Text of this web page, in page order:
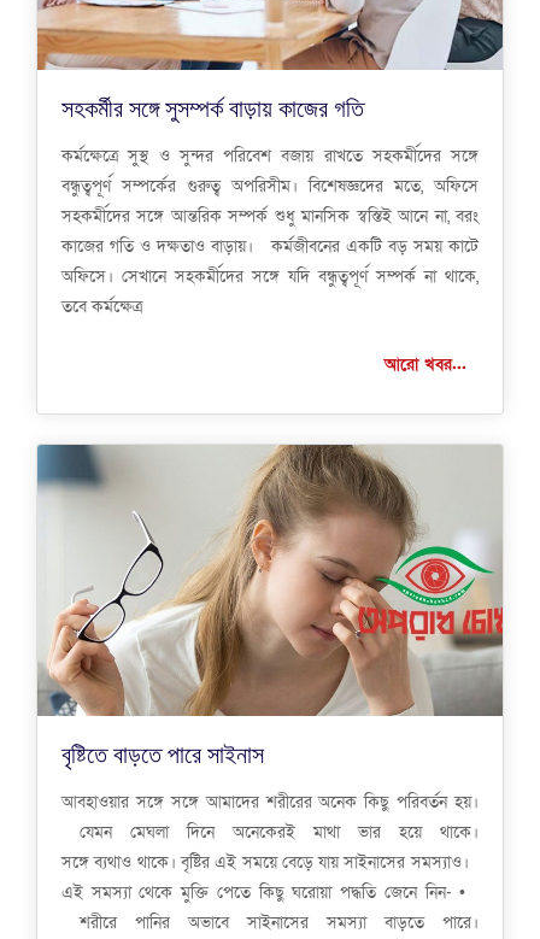
সহকর্মীর সঙ্গে সুসম্পর্ক বাড়ায় কাজের গতি
কর্মক্ষেত্রে সুস্থ ও সুন্দর পরিবেশ বজায় রাখতে সহকর্মীদের সঙ্গে
বন্ধুত্বপূর্ণ সম্পর্কের গুরুত্ব অপরিসীম। বিশেষজ্ঞদের মতে, অফিসে
সহকর্মীদের সঙ্গে আন্তরিক সম্পর্ক শুধু মানসিক স্বস্তিই আনে না, বরং
কাজের গতি ও দক্ষতাও বাড়ায়। কর্মজীবনের একটি বড় সময় কাটে
অফিসে। সেখানে সহকর্মীদের সঙ্গে যদি বন্ধুত্বপূর্ণ সম্পর্ক না থাকে,
তবে কর্মক্ষেত্র
আরো খবর...
বৃষ্টিতে বাড়তে পারে সাইনাস
আবহাওয়ার সঙ্গে সঙ্গে আমাদের শরীরের অনেক কিছু পরিবর্তন হয়।
যেমন মেঘলা দিনে অনেকেরই মাথা ভার হয়ে থাকে।
সঙ্গে ব্যথাও থাকে। বৃষ্টির এই সময়ে বেড়ে যায় সাইনাসের সমস্যাও।
এই সমস্যা থেকে মুক্তি পেতে কিছু ঘরোয়া পদ্ধতি জেনে নিন- •
শরীরে পানির অভাবে সাইনাসের সমস্যা বাড়তে পারে।